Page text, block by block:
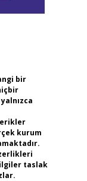
bir
kurum
taslak